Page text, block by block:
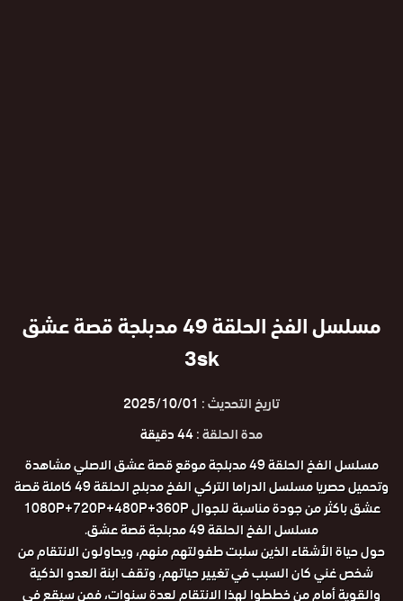
مسلسل الفخ الحلقة 49 مدبلجة قصة عشق
3sk
تاريخ التحديث : 2025/10/01
مدة الحلقة :44 دقيقة
مسلسل الفخ الحلقة 49 مدبلجة موقع قصة عشق الاصلي مشاهدة
وتحميل حصريا مسلسل الدراما التركي الفخ مدبلج الحلقة 49 كاملة قصة
عشق باكثر من جودة مناسبة للجوال 1080P+720P+480P+360P
مسلسل الفخ الحلقة 49 مدبلجة قصة عشق.
حول حياة الأشقاء الذين سلبت طفولتهم منهم، ويحاولون الانتقام من
شخص غني كان السبب في تغيير حياتهم، وتقف ابنة العدو الذكية
والقوية أمام من خططوا لهذا الانتقام لعدة سنوات، فمن سيقع في